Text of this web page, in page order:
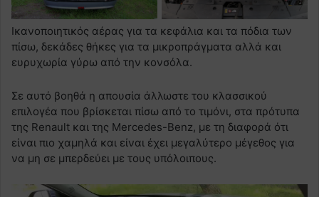
Ικανοποιητικός αέρας για τα κεφάλια και τα πόδια των
πίσω, δεκάδες θήκες για τα μικροπράγματα αλλά και
ευρυχωρία γύρω από την κονσόλα.
Σε αυτό βοηθά η απουσία άλλωστε του κλασσικού
επιλογέα που βρίσκεται πίσω από το τιμόνι, στα πρότυπα
της Renault και της Mercedes-Benz, με τη διαφορά ότι
είναι πιο χαμηλά και είναι έχει μεγαλύτερο μέγεθος για
να μη σε μπερδεύει με τους υπόλοιπους.